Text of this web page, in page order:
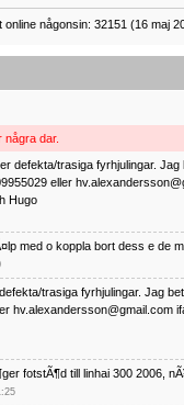
online någonsin: 32151 (16 maj
några dar.
defekta/trasiga fyrhjulingar.
0709955029 eller
Hugo
med o koppla bort dess e de
defekta/trasiga fyrhjulingar. Jag
hv.alexandersson@gmail.com
fotstÃ¶d till linhai 300 2006,